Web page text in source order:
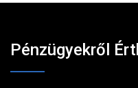
Pénzügyekről